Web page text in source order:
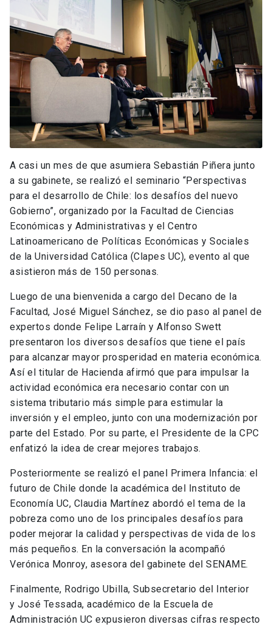
A casi un mes de que asumiera Sebastián Piñera junto
a su gabinete, se realizó el seminario “Perspectivas
para el desarrollo de Chile: los desafíos del nuevo
Gobierno”, organizado por la Facultad de Ciencias
Económicas y Administrativas y el Centro
Latinoamericano de Políticas Económicas y Sociales
de la Universidad Católica (Clapes UC), evento al que
asistieron más de 150 personas.
Luego de una bienvenida a cargo del Decano de la
Facultad, José Miguel Sánchez, se dio paso al panel de
expertos donde Felipe Larraín y Alfonso Swett
presentaron los diversos desafíos que tiene el país
para alcanzar mayor prosperidad en materia económica.
Así el titular de Hacienda afirmó que para impulsar la
actividad económica era necesario contar con un
sistema tributario más simple para estimular la
inversión y el empleo, junto con una modernización por
parte del Estado. Por su parte, el Presidente de la CPC
enfatizó la idea de crear mejores trabajos.
Posteriormente se realizó el panel Primera Infancia: el
futuro de Chile donde la académica del Instituto de
Economía UC, Claudia Martínez abordó el tema de la
pobreza como uno de los principales desafíos para
poder mejorar la calidad y perspectivas de vida de los
más pequeños. En la conversación la acompañó
Verónica Monroy, asesora del gabinete del SENAME.
Finalmente, Rodrigo Ubilla, Subsecretario del Interior
y José Tessada, académico de la Escuela de
Administración UC expusieron diversas cifras respecto